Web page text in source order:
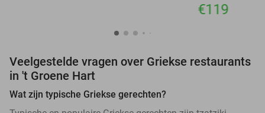
€119
Veelgestelde vragen over Griekse restaurants
in 't Groene Hart
Wat zijn typische Griekse gerechten?